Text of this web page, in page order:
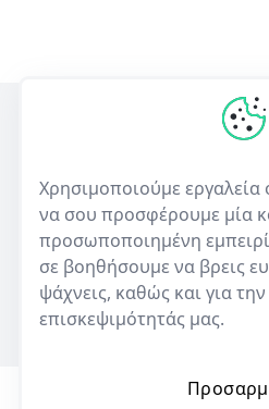
ηλεκτρονικών συσκευών και
50+
Καταστήματα
Χρησιμοποιούμε
να σου προσφέρουμε μία
προσωποποιημένη
σε βοηθήσουμε να βρεις
ψάχνεις, καθώς και για
επισκεψιμότητάς μας.